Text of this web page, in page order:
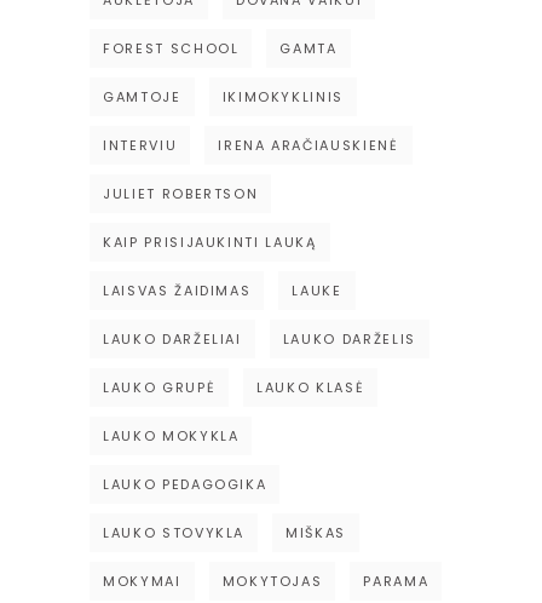
FOREST SCHOOL GAMTA
GAMTOJE IKIMOKYKLINIS
INTERVIU IRENA ARAČIAUSKIENĖ
JULIET ROBERTSON
KAIP PRISIJAUKINTI LAUKĄ
LAISVAS ŽAIDIMAS LAUKE
LAUKO DARŽELIAI LAUKO DARŽELIS
LAUKO GRUPĖ LAUKO KLASĖ
LAUKO MOKYKLA
LAUKO PEDAGOGIKA
LAUKO STOVYKLA MIŠKAS
MOKYMAI MOKYTOJAS PARAMA